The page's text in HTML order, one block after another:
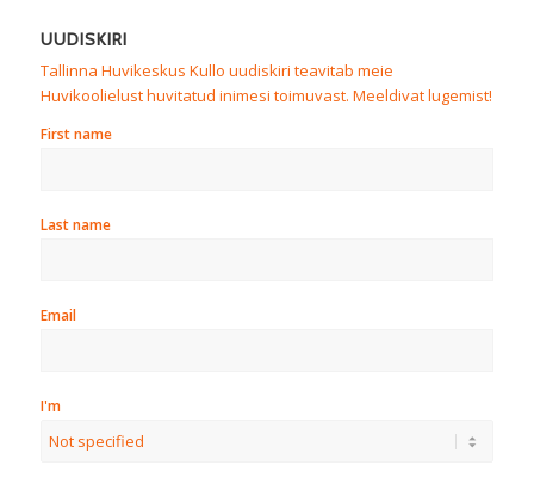
UUDISKIRI
Tallinna Huvikeskus Kullo uudiskiri teavitab meie
Huvikoolielust huvitatud inimesi toimuvast. Meeldivat lugemist!
First name
Last name
Email
I'm